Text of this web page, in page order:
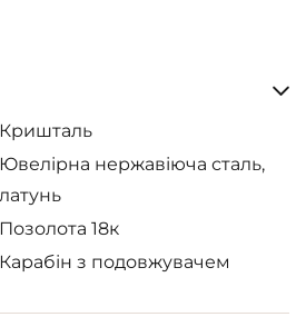
Кришталь
Ювелірна нержавіюча сталь,
латунь
Позолота 18к
Карабін з подовжувачем